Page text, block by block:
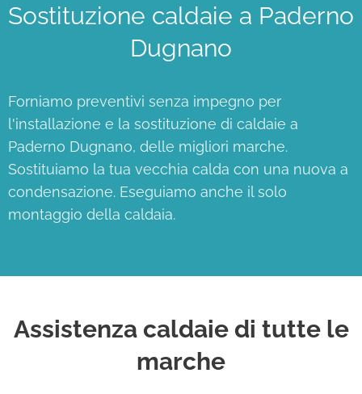
Sostituzione caldaie a Paderno
Dugnano
Forniamo preventivi senza impegno per
l'installazione e la sostituzione di caldaie a
Paderno Dugnano, delle migliori marche.
Sostituiamo la tua vecchia calda con una nuova a
condensazione. Eseguiamo anche il solo
montaggio della caldaia.
Assistenza caldaie di tutte le
marche